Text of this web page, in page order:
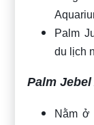
Palm
du lịch
Palm
Nằm ở